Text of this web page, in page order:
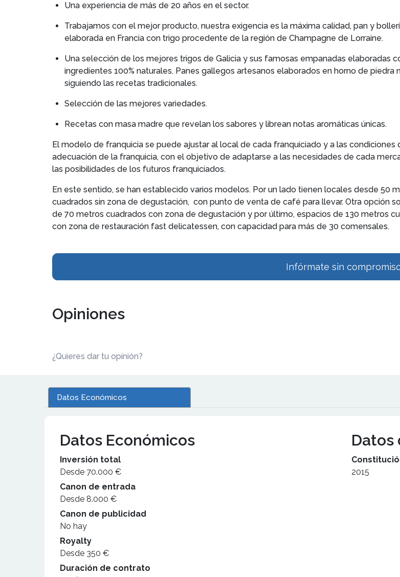
Una experiencia de más de 20 años en el sector.
Trabajamos con el mejor producto, nuestra exigencia es la máxima calidad, pan y
elaborada en Francia con trigo procedente de la región de Champagne de Lorraine.
Una selección de los mejores trigos de Galicia y sus famosas empanadas elaboradas
ingredientes 100% naturales. Panes gallegos artesanos elaborados en horno de piedra
siguiendo las recetas tradicionales.
Selección de las mejores variedades.
Recetas con masa madre que revelan los sabores y librean notas aromáticas únicas.
El modelo de franquicia se puede ajustar al local de cada franquiciado y a las condiciones
adecuación de la franquicia, con el objetivo de adaptarse a las necesidades de cada
las posibilidades de los futuros franquiciados.
En este sentido, se han establecido varios modelos. Por un lado tienen locales desde 50
cuadrados sin zona de degustación, con punto de venta de café para llevar. Otra opción
de 70 metros cuadrados con zona de degustación y por último, espacios de 130 metros
con zona de restauración fast delicatessen, con capacidad para más de 30 comensales.
Infórmate sin
Opiniones
¿Quieres dar tu opinión?
Datos Económicos
Datos Económicos
Inversión total
Desde 70.000 €
Canon de entrada
Desde 8.000 €
Canon de publicidad
No hay
Royalty
Desde 350 €
Duración de contrato
Datos
2015